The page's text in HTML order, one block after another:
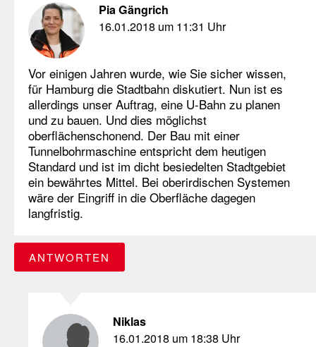
Pia Gängrich
16.01.2018 um 11:31 Uhr
Vor einigen Jahren wurde, wie Sie sicher wissen,
für Hamburg die Stadtbahn diskutiert. Nun ist es
allerdings unser Auftrag, eine U-Bahn zu planen
und zu bauen. Und dies möglichst
oberflächenschonend. Der Bau mit einer
Tunnelbohrmaschine entspricht dem heutigen
Standard und ist im dicht besiedelten Stadtgebiet
ein bewährtes Mittel. Bei oberirdischen Systemen
wäre der Eingriff in die Oberfläche dagegen
langfristig.
ANTWORTEN
Niklas
16.01.2018 um 18:38 Uhr